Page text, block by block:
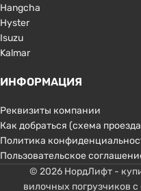
Hangcha
Hyster
Isuzu
Kalmar
ИНФОРМАЦИЯ
Реквизиты компании
Как добраться (схема
Политика
Пользовательское
© 2026 НордЛифт -
вилочных погрузчиков